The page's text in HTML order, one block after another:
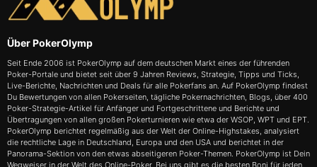
Über PokerOlymp
Seit Ende 2006 ist PokerOlymp auf dem deutschen Markt eines der führenden
Poker-Portale und bietet seit über 9 Jahren Reviews, Strategie, Tipps und Ticks,
Live-Berichte, Nachrichten und Deals für alle Pokerfans an. Auf PokerOlymp findest
Du Bewertungen von allen Pokerseiten, tägliche Pokernachrichten, Blogs, über 400
Poker-Strategie-Artikel für Anfänger und Fortgeschrittene und Berichte und
Übertragungen von allen großen Pokerturnieren wie etwa der WSOP, WPT und EPT.
PokerOlymp berichtet regelmäßig aus der Welt der Online-Highstakes, analysiert
die rechtliche Lage in Deutschland, Europa und den USA und berichtet in der
Panorama-Sektion von den etwas abseitigeren Poker-Themen. PokerOlymp ist Dein
Wegweiser in der Welt des Online-Poker. Bei uns gibt es die besten Boni für jeden